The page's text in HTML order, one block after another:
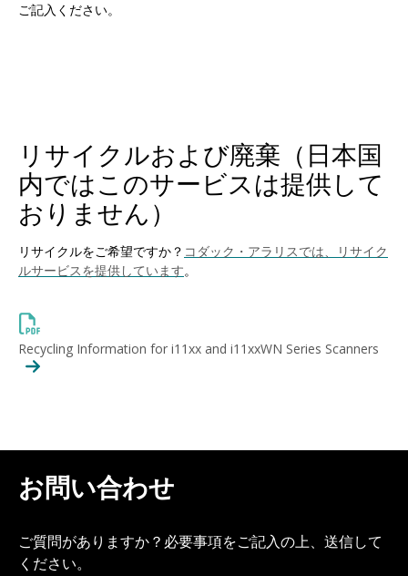
ご記入ください。
リサイクルおよび廃棄（日本国
内ではこのサービスは提供して
おりません）
リサイクルをご希望ですか？ コダック・アラリスでは、リサイク
ルサービスを提供しています。
Recycling Information for i11xx and i11xxWN Series Scanners
お問い合わせ
ご質問がありますか？必要事項をご記入の上、送信して
ください。